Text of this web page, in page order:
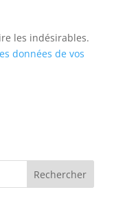
les indésirables.
données de vos